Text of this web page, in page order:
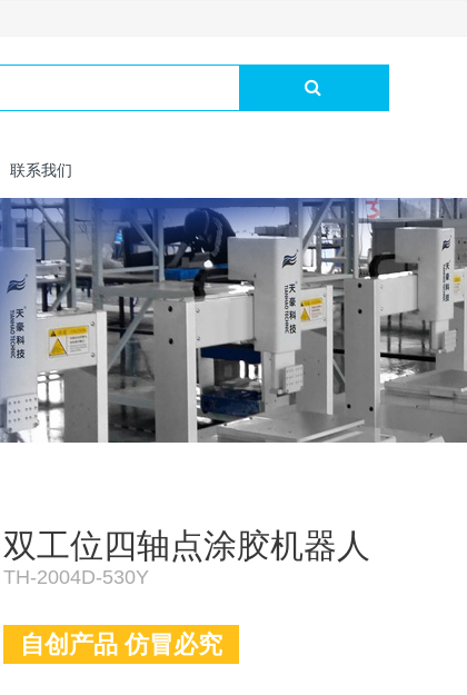
联系我们
双工位四轴点涂胶机器人
TH-2004D-530Y
自创产品 仿冒必究